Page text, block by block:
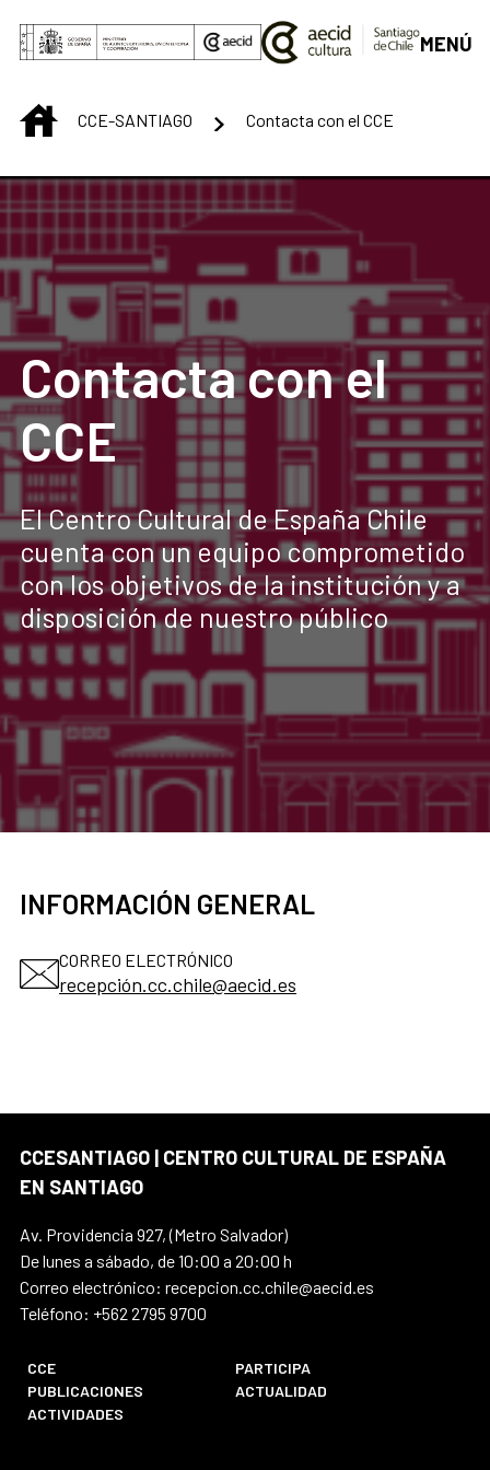
Saltar al contenido principal
MENÚ
INICIOCCE-SANTIAGO Contacta con el CCE
Contacta con el
CCE
El Centro Cultural de España Chile
cuenta con un equipo comprometido
con los objetivos de la institución y a
disposición de nuestro público
INFORMACIÓN GENERAL
CORREO ELECTRÓNICO
recepción.cc.chile@aecid.es
CCESANTIAGO | CENTRO CULTURAL DE ESPAÑA
EN SANTIAGO
Av. Providencia 927, (Metro Salvador)
De lunes a sábado, de 10:00 a 20:00 h
Correo electrónico: recepcion.cc.chile@aecid.es
Teléfono: +562 2795 9700
CCE
PARTICIPA
PUBLICACIONES
ACTUALIDAD
ACTIVIDADES